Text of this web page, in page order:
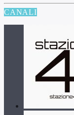
CANALI